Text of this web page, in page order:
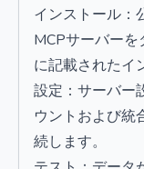
インストール：
MCPサーバー
に記載されたイ
設定：サーバー
ウントおよび統
続します。